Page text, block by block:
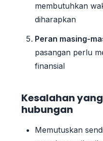
membutuhkan
diharapkan
Peran masing-
pasangan perlu
finansial
Kesalahan
hubungan
Memutuskan